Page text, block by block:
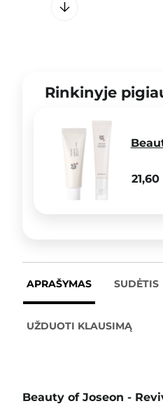
Rinkinyje
APRAŠYMAS SUDĖTIS
UŽDUOTI KLAUSIMĄ
Beauty of Joseon -